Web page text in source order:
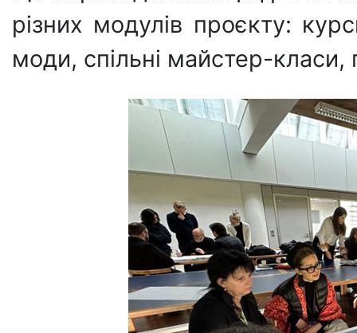
різних модулів проєкту:
моди, спільні майстер-